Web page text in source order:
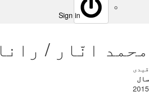
Sign in
محمد انّار / رانا
قیدی
سال
2015